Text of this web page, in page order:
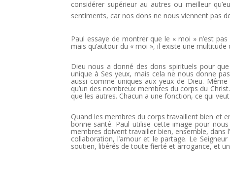
considérer supérieur au autres ou meilleur
sentiments, car nos dons ne nous viennent pas
Paul essaye de montrer que le « moi » n’est
mais qu’autour du « moi », il existe une
Dieu nous a donné des dons spirituels pour
unique à Ses yeux, mais cela ne nous donne
aussi comme uniques aux yeux de Dieu.
qu’un des nombreux membres du corps du
que les autres. Chacun a une fonction, ce qui
Quand les membres du corps travaillent bien et
bonne santé. Paul utilise cette image pour
membres doivent travailler bien, ensemble, dans
collaboration, l’amour et le partage. Le
soutien, libérés de toute fierté et arrogance, et